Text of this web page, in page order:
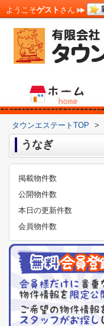
ようこそゲスト さん
タウンエステートTOP >
うなぎ
掲載物件数
公開物件数
本日の更新件数
会員物件数